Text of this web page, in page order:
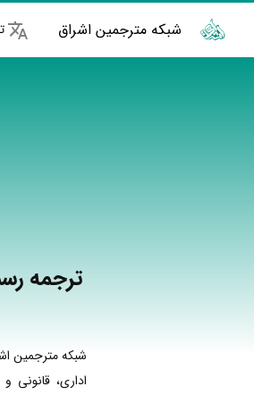
شبکه مترجمین اشراق
ترجمه
شبکه مترجمین
اداری، قانونی